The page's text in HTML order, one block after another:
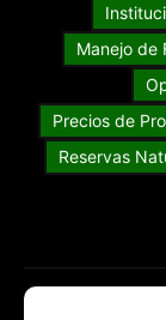
Manejo de
Precios de
Reservas